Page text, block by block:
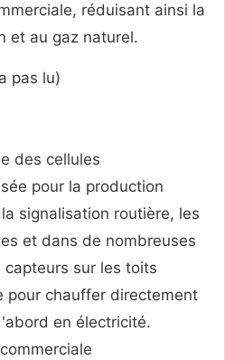
réduisant ainsi la
et au gaz naturel.
pas lu)
des cellules
pour la production
signalisation routière, les
et dans de nombreuses
sur les toits
pour chauffer directement
en électricité.